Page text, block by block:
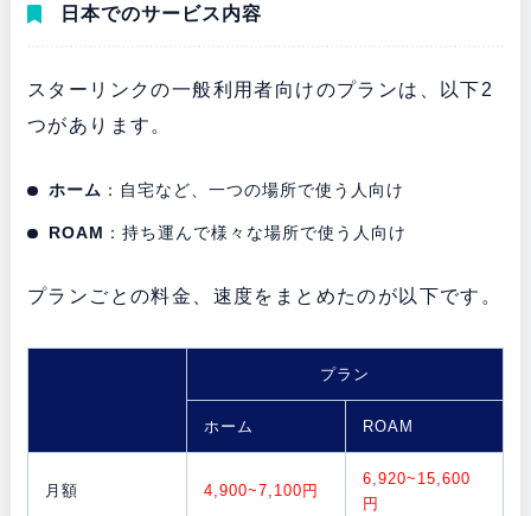
日本でのサービス内容
スターリンクの一般利用者向けのプランは、以下2
つがあります。
ホーム ：自宅など、一つの場所で使う人向け
ROAM ：持ち運んで様々な場所で使う人向け
プランごとの料金、速度をまとめたのが以下です。
プラン
ホーム ROAM
月額 4,900~7,100円
6,920~15,600
円